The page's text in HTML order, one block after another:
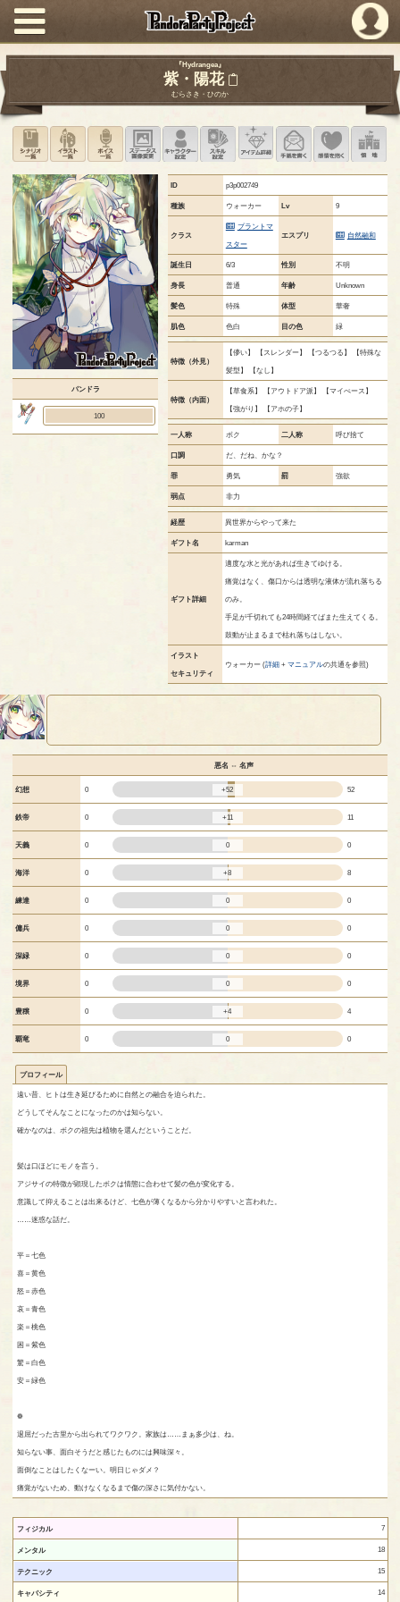
PandoraPartyProject
『Hydrangea』
紫・陽花
むらさき・ひのか
シナリオ一覧イラスト一覧ボイス一覧ステータス画像変更
キャラクター設定
スキル設定アイテム詳細手紙を書くこのキ
パンドラ
100
ID p3p002749
種族 ウォーカー Lv 9
クラス
プラントマ
スター
エスプリ 自然融和
誕生日 6/3 性別 不明
身長 普通 年齢 Unknown
髪色 特殊 体型 華奢
肌色 色白 目の色 緑
特徴（外見）
【儚い】 【スレンダー】 【つるつる】 【特殊な
髪型】 【なし】
特徴（内面）
【草食系】 【アウトドア派】 【マイぺース】
【強がり】 【アホの子】
一人称 ボク 二人称 呼び捨て
口調 だ、だね、かな？
罪 勇気 罰 強欲
弱点 非力
経歴 異世界からやって来た
ギフト名 karman
ギフト詳細
適度な水と光があれば生きてゆける。
痛覚はなく、傷口からは透明な液体が流れ落ちる
のみ。
手足が千切れても24時間経てばまた生えてくる。
鼓動が止まるまで枯れ落ちはしない。
イラスト
セキュリティ
ウォーカー (詳細+ マニュアルの共通を参照)
悪名 ⇔ 名声
幻想 0 +52 52
鉄帝 0 +11 11
天義 0 0 0
海洋 0 +8 8
練達 0 0 0
傭兵 0 0 0
深緑 0 0 0
境界 0 0 0
豊穣 0 +4 4
覇竜 0 0 0
プロフィール
遠い昔、ヒトは生き延びるために自然との融合を迫られた。
どうしてそんなことになったのかは知らない。
確かなのは、ボクの祖先は植物を選んだということだ。
髪は口ほどにモノを言う。
アジサイの特徴が顕現したボクは情態に合わせて髪の色が変化する。
意識して抑えることは出来るけど、七色が薄くなるから分かりやすいと言われた。
……迷惑な話だ。
平＝七色
喜＝黄色
怒＝赤色
哀＝青色
楽＝桃色
困＝紫色
驚＝白色
安＝緑色
❁
退屈だった古里から出られてワクワク。家族は……まぁ多少は、ね。
知らない事、面白そうだと感じたものには興味深々。
面倒なことはしたくなーい。明日じゃダメ？
痛覚がないため、動けなくなるまで傷の深さに気付かない。
フィジカル 7
メンタル 18
テクニック 15
キャパシティ 14